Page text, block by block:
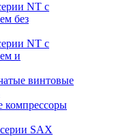
NT с
без
NT с
и
винтовые
компрессоры
SAX